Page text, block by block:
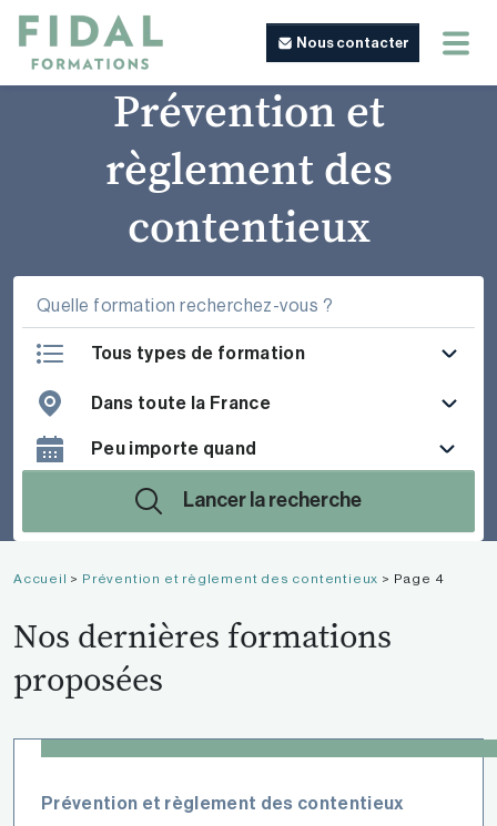
Nous contacter
Prévention et
règlement des
contentieux
Tous types de formation
Dans toute la France
Lancer la recherche
Accueil > Prévention et règlement des contentieux > Page 4
Nos dernières formations
proposées
Prévention et règlement des contentieux